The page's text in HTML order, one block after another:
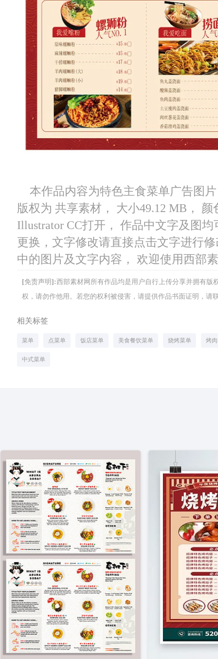
本作品内容为特色主食菜单广告图
版权为 共享素材， 大小49.12 MB，
Illustrator CC打开， 作品中文字及图
更换，文字修改请直接点击文字进行
中的图片及文字内容， 欢迎使用西部
[免责声明]:西部素材网所有作品均是用户自行上传分享并拥有
权，请勿作他用。若您的权利被侵害，请提供作品书面证明，请
相关标签
菜单 点菜单 饭店菜单 美食餐饮菜单 烧烤菜单 烤
中式菜单